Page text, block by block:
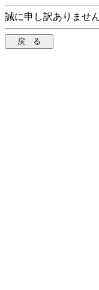
誠に申し訳ありませ